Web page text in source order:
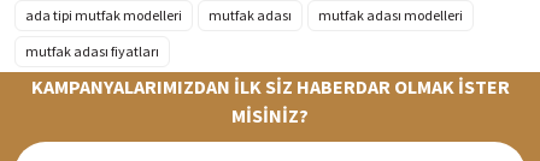
ada tipi mutfak modelleri
mutfak adası
mutfak adası modelleri
mutfak adası fiyatları
KAMPANYALARIMIZDAN İLK SİZ HABERDAR OLMAK İSTER
MİSİNİZ?